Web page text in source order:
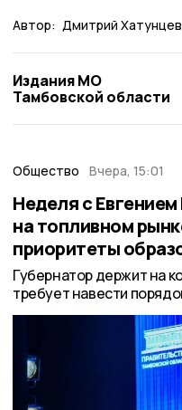
Автор: Дмитрий Хатунцев
Издания МО
Тамбовской области
Общество Вчера, 15:01
Неделя с
на топливном
приоритеты
Губернатор держит на
требует навести